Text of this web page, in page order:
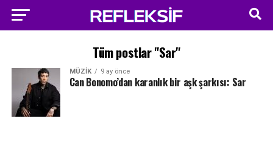
Tüm postlar "Sar"
MÜZIK 9 ay önce
Can Bonomo’dan karanlık bir aşk şarkısı: Sar